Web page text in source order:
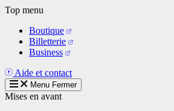
Aller
contenu
principal
Top menu
Boutique
Billetterie
Business
Aide et contact
Menu Fermer
Mises en avant